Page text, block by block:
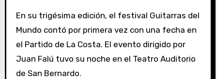
En su trigésima edición, el festival Guitarras del
Mundo contó por primera vez con una fecha en
el Partido de La Costa. El evento dirigido por
Juan Falú tuvo su noche en el Teatro Auditorio
de San Bernardo.